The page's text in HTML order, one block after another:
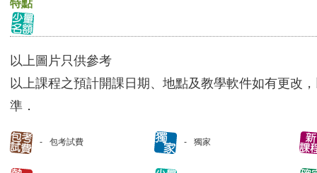
特點
以上圖片只供參考
以上課程之預計開課日期、地點及教學軟件如有更改
準．
包考試費 獨家